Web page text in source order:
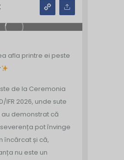
afla printre ei peste
de la Ceremonia
IFR 2026, unde sute
demonstrat că
pot învinge
încărcat și că,
nu este un